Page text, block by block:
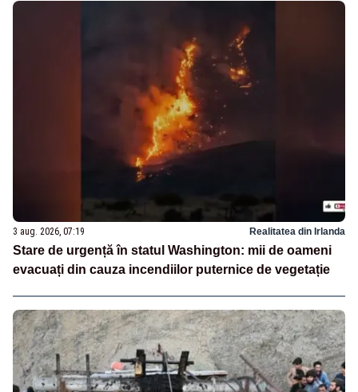
3 aug. 2026, 07:19 Realitatea din Irlanda
Stare de urgență în statul Washington: mii de oameni
evacuați din cauza incendiilor puternice de vegetație